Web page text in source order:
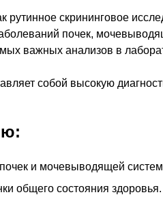
скрининговое
почек,
важных анализов в
собой высокую
и мочевыводящей
общего состояния здоровья.